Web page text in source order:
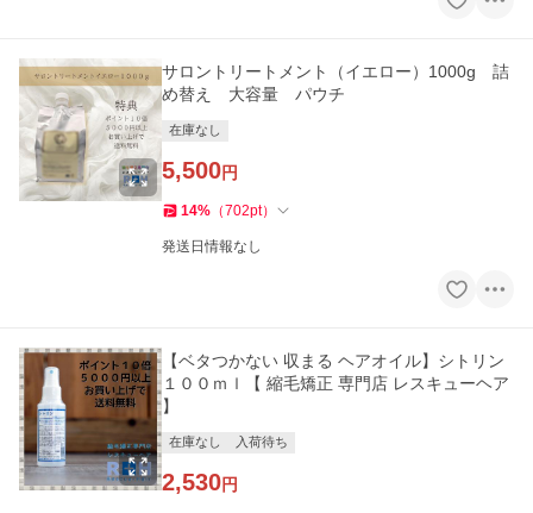
サロントリートメント（イエロー）1000g 詰
め替え 大容量 パウチ
在庫なし
5,500円
14% （702pt）
発送日情報なし
【ベタつかない 収まる ヘアオイル】シトリン
１００ｍｌ【 縮毛矯正 専門店 レスキューヘア
】
在庫なし 入荷待ち
2,530円